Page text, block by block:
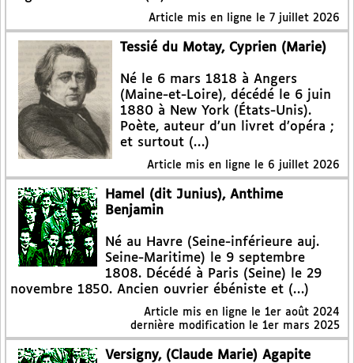
Article mis en ligne le 7 juillet 2026
Tessié du Motay, Cyprien (Marie)
Né le 6 mars 1818 à Angers
(Maine-et-Loire), décédé le 6 juin
1880 à New York (États-Unis).
Poète, auteur d’un livret d’opéra ;
et surtout (…)
Article mis en ligne le 6 juillet 2026
Hamel (dit Junius), Anthime
Benjamin
Né au Havre (Seine-inférieure auj.
Seine-Maritime) le 9 septembre
1808. Décédé à Paris (Seine) le 29
novembre 1850. Ancien ouvrier ébéniste et (…)
Article mis en ligne le 1er août 2024
dernière modification le 1er mars 2025
Versigny, (Claude Marie) Agapite